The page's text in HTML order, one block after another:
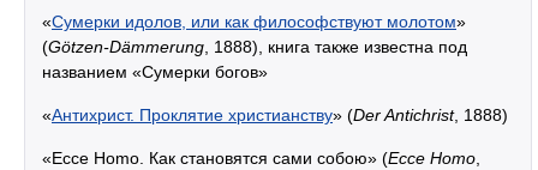
«Сумерки идолов, или как философствуют молотом»
(Götzen-Dämmerung, 1888), книга также известна под
названием «Сумерки богов»
«Антихрист. Проклятие христианству» (Der Antichrist, 1888)
«Ecce Homo. Как становятся сами собою» (Ecce Homo,